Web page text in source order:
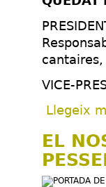
VICE-
Llegeix
EL